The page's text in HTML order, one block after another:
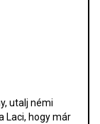
utalj némi
Laci, hogy már